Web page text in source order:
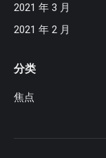
2021 年 3 月
2021 年 2 月
分类
焦点